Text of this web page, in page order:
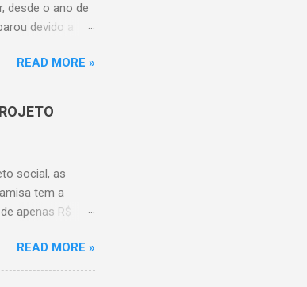
desde o ano de
devido a
base 2012).
de outubro e a
Sub-11
READ MORE »
social, as
tem a
apenas R$
encomendadas
READ MORE »